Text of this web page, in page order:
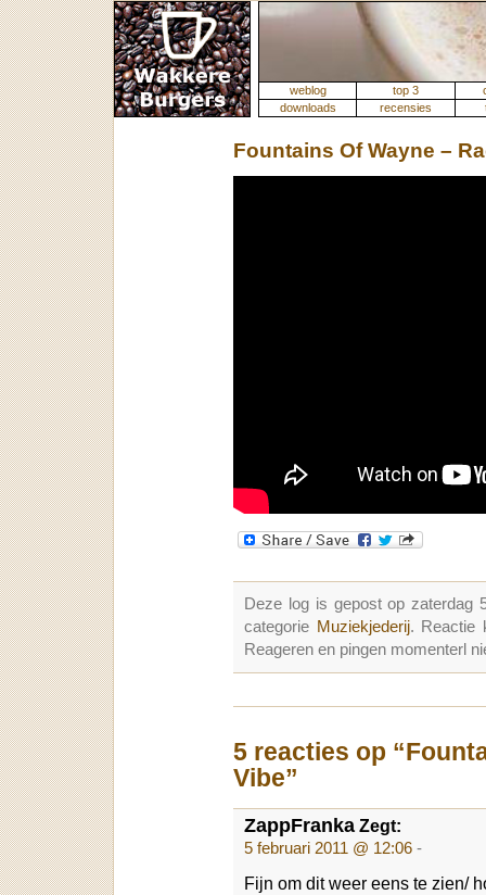
weblog top 3
downloads
recensies
Fountains Of Wayne –
Deze log is gepost op zaterdag
categorie Muziekjederij. Reactie
Reageren en pingen momenterl
5 reacties op
Vibe”
ZappFranka Zegt:
5 februari 2011 @ 12:06 -
Fijn om dit weer eens te zien/